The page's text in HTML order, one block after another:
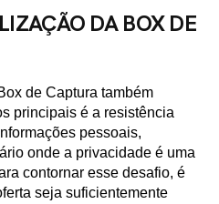
DA BOX DE
de Captura também
principais é a resistência
pessoais,
onde a privacidade é uma
contornar esse desafio, é
seja suficientemente